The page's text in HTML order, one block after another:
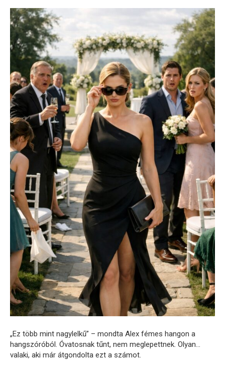
„Ez több mint nagylelkű” – mondta Alex fémes hangon a
hangszóróból. Óvatosnak tűnt, nem meglepettnek. Olyan…
valaki, aki már átgondolta ezt a számot.